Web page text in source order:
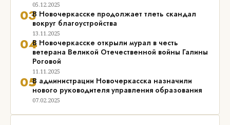
05.12.2025
03В Новочеркасске продолжает тлеть скандал
вокруг благоустройства
13.11.2025
04В Новочеркасске открыли мурал в честь
ветерана Великой Отечественной войны Галины
Роговой
11.11.2025
05В администрации Новочеркасска назначили
нового руководителя управления образования
07.02.2025